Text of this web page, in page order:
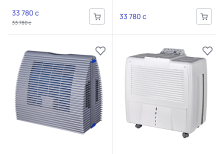
33 780 c
33 780 c
33 780 c